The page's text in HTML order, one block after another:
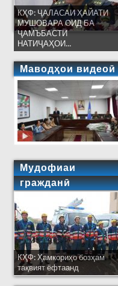
КҲФ: ҶАЛАСАИ ҲАЙАТИ
МУШОВАРА ОИД БА
ҶАМЪБАСТИ
НАТИҶАҲОИ...
Маводҳои видеоӣ
Мудофиаи
гражданӣ
КҲФ: Ҳамкориҳо бозҳам
тақвият ёфтаанд